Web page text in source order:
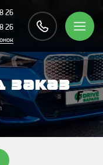
26
26
заказ